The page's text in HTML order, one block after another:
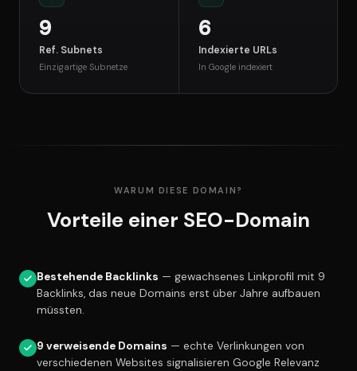
9
Ref. Subnets
Einzigartige Subnetze
6
Indexierte URLs
In Google indexiert
WARUM DIESE DOMAIN?
Vorteile einer SEO-Domain
Bestehende Backlinks — gewachsenes Linkprofil mit 9
Backlinks, das neue Domains erst über Jahre aufbauen
müssten.
9 verweisende Domains — echte Verlinkungen von
verschiedenen Websites signalisieren Google Relevanz